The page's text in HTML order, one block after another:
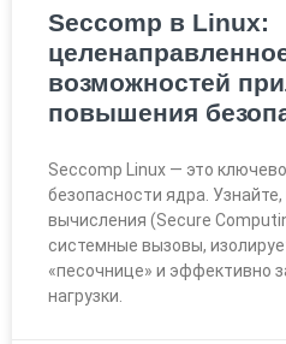
Seccomp в Linux:
возможностей
повышения
Seccomp Linux — это
безопасности ядра.
вычисления (Secure
системные вызовы,
«песочнице» и эффективно
нагрузки.